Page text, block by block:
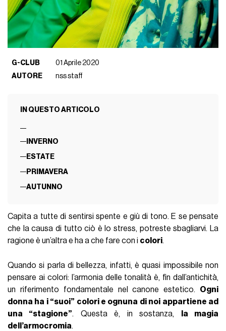
G-CLUB
01 Aprile 2020
AUTORE
nss staff
IN QUESTO ARTICOLO
INVERNO
ESTATE
PRIMAVERA
AUTUNNO
Capita a tutte di sentirsi spente e giù di tono. E se pensate
che la causa di tutto ciò è lo stress, potreste sbagliarvi. La
ragione è un’altra e ha a che fare con i colori.
Quando si parla di bellezza, infatti, è quasi impossibile non
pensare ai colori: l’armonia delle tonalità è, fin dall’antichità,
un riferimento fondamentale nel canone estetico. Ogni
donna ha i “suoi” colori e ognuna di noi appartiene ad
una “stagione”. Questa è, in sostanza,
la magia
dell’armocromia.